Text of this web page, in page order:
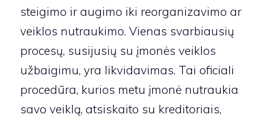
steigimo ir augimo iki reorganizavimo ar
veiklos nutraukimo. Vienas svarbiausių
procesų, susijusių su įmonės veiklos
užbaigimu, yra likvidavimas. Tai oficiali
procedūra, kurios metu įmonė nutraukia
savo veiklą, atsiskaito su kreditoriais,